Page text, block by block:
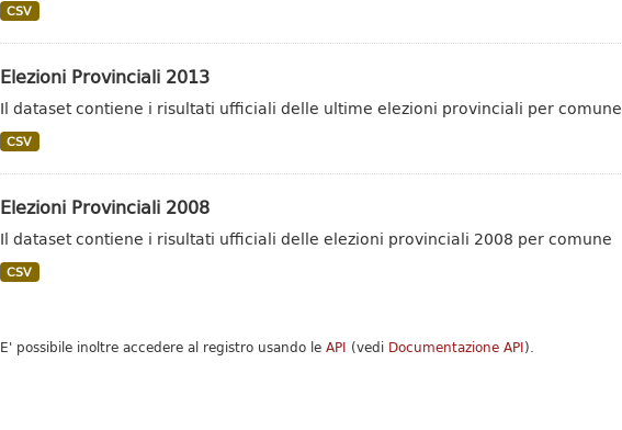
CSV
Elezioni Provinciali 2013
Il dataset contiene i risultati ufficiali delle ultime elezioni provinciali per comune
CSV
Elezioni Provinciali 2008
Il dataset contiene i risultati ufficiali delle elezioni provinciali 2008 per comune
CSV
E' possibile inoltre accedere al registro usando le API (vedi Documentazione API).